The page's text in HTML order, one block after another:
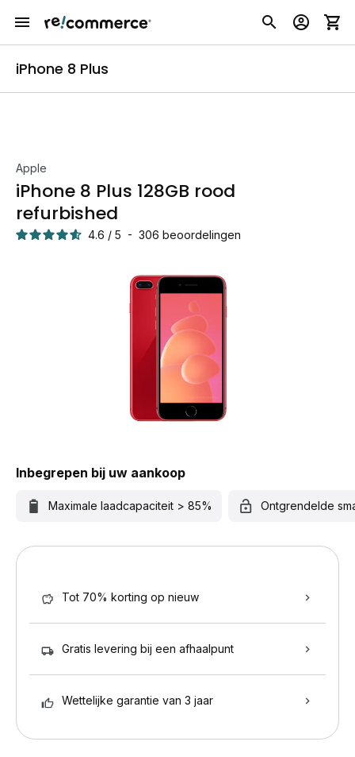
iPhone 8 Plus
Apple
iPhone 8 Plus 128GB rood
refurbished
4.6 / 5 - 306 beoordelingen
Inbegrepen bij uw aankoop
Maximale laadcapaciteit > 85% Ontgrendelde
Tot 70% korting op nieuw
Gratis levering bij een afhaalpunt
Wettelijke garantie van 3 jaar